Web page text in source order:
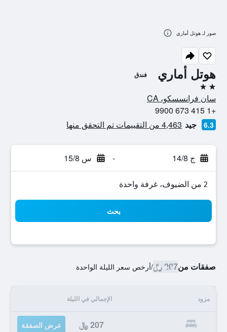
هوتل أماري فندق
2 نجمتين
سان فرانسسكو، CA
+1 415 673 9900
6.3 جيد 4,463 من التقييمات تم التحقق منها
ج 14/8 - س 15/8
2 من الضيوف، غرفة واحدة
بحث
صفقات من207 ﷼ /أرخص سعر الليلة الواحدة
مزود الإجمالي في الليلة
207 ﷼ عرض الصفقة
صور لـ هوتل أماري